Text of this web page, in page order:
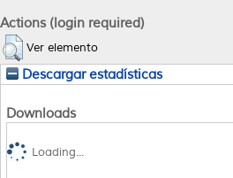
Actions (login required)
Ver elemento
Descargar estadísticas
Downloads
Loading...